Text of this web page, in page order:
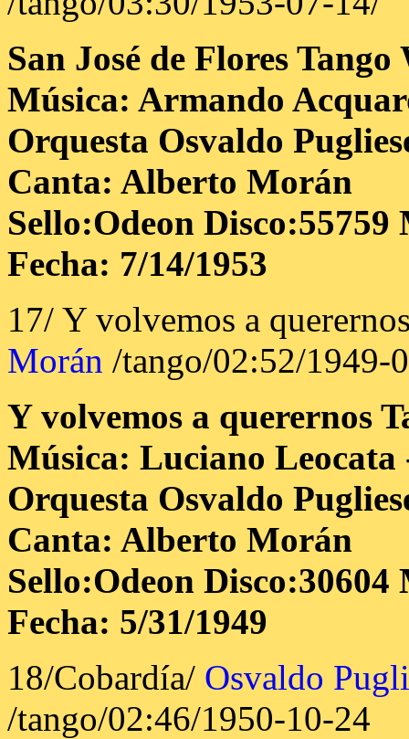
San José de Flores Tango
Música: Armando
Orquesta Osvaldo
Canta: Alberto Morán
Sello:Odeon
Fecha: 7/14/1953
17/ Y volvemos a
Morán /tango/02:52/1949-
Y volvemos a querernos
Música: Luciano
Orquesta Osvaldo
Canta: Alberto Morán
Sello:Odeon
Fecha: 5/31/1949
18/Cobardía/ Osvaldo
/tango/02:46/1950-10-24